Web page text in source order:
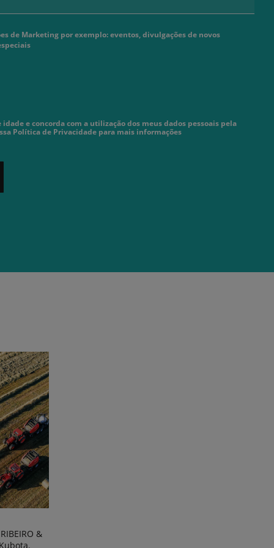
de Marketing por exemplo: eventos, divulgações de novos
idade e concorda com a utilização dos meus dados pessoais pela
Política de Privacidade para mais informações
&